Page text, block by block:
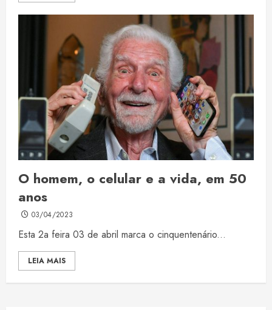
O homem, o celular e a vida, em 50
anos
03/04/2023
Esta 2a feira 03 de abril marca o cinquentenário...
LEIA MAIS